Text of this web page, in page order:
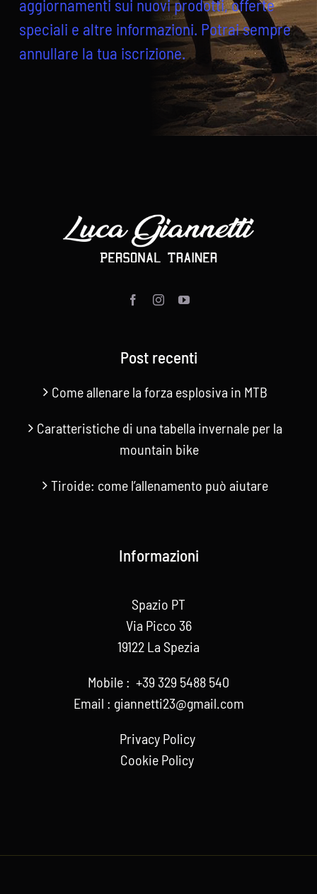
aggiornamenti sui nuovi prodotti, offerte
speciali e altre informazioni. Potrai sempre
annullare la tua iscrizione.
Post recenti
Come allenare la forza esplosiva in MTB
Caratteristiche di una tabella invernale per la
mountain bike
Tiroide: come l’allenamento può aiutare
Informazioni
Spazio PT
Via Picco 36
19122 La Spezia
Mobile : +39 329 5488 540
Email : giannetti23@gmail.com
Privacy Policy
Cookie Policy